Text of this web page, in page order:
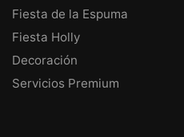
Fiesta de la Espuma
Fiesta Holly
Decoración
Servicios Premium